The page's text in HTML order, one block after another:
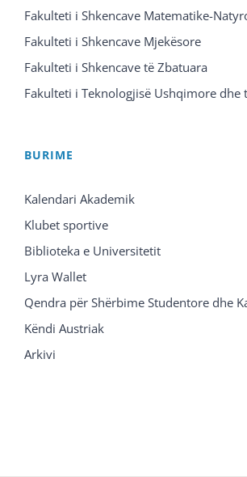
Fakulteti i Shkencave Matematike-
Fakulteti i Shkencave Mjekësore
Fakulteti i Shkencave të Zbatuara
Fakulteti i Teknologjisë Ushqimore dhe
BURIME
Kalendari Akademik
Klubet sportive
Biblioteka e Universitetit
Lyra Wallet
Qendra për Shërbime Studentore dhe
Këndi Austriak
Arkivi